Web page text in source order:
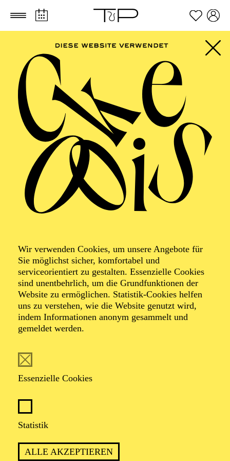
Zum Hauptinhalt springen Zum Footer springen
Wir verwenden Cookies, um unsere Angebote für
Sie möglichst sicher, komfortabel und
serviceorientiert zu gestalten. Essenzielle Cookies
sind unentbehrlich, um die Grundfunktionen der
Website zu ermöglichen. Statistik-Cookies helfen
uns zu verstehen, wie die Website genutzt wird,
indem Informationen anonym gesammelt und
gemeldet werden.
Essenzielle Cookies
Statistik
ALLE AKZEPTIEREN
Foto: Benne Ochs
Anderzhanov
Baurzhan Anderzhanov wurde in Kasachstan geboren